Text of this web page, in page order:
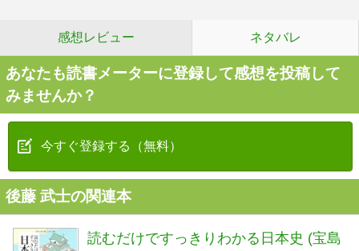
感想レビュー ネタバレ
あなたも読書メーターに登録して感想を投稿して
みませんか？
今すぐ登録する（無料）
後藤 武士の関連本
読むだけですっきりわかる日本史 (宝島